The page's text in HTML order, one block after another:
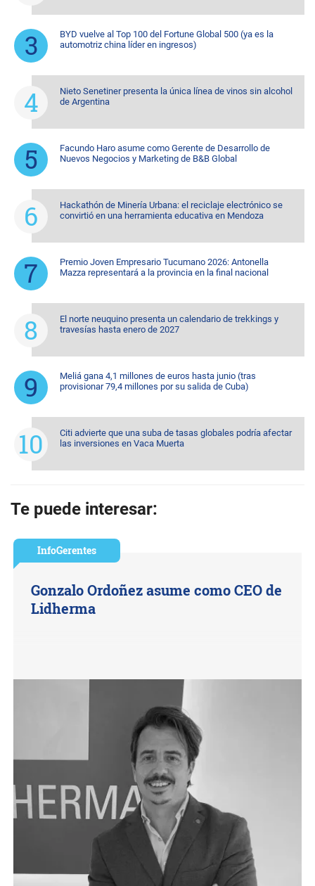
BYD vuelve al Top 100 del Fortune Global 500 (ya es la
automotriz china líder en ingresos)
Nieto Senetiner presenta la única línea de vinos sin alcohol
de Argentina
Facundo Haro asume como Gerente de Desarrollo de
Nuevos Negocios y Marketing de B&B Global
Hackathón de Minería Urbana: el reciclaje electrónico se
convirtió en una herramienta educativa en Mendoza
Premio Joven Empresario Tucumano 2026: Antonella
Mazza representará a la provincia en la final nacional
El norte neuquino presenta un calendario de trekkings y
travesías hasta enero de 2027
Meliá gana 4,1 millones de euros hasta junio (tras
provisionar 79,4 millones por su salida de Cuba)
Citi advierte que una suba de tasas globales podría afectar
las inversiones en Vaca Muerta
Te puede interesar:
InfoGerentes
Gonzalo Ordoñez asume como CEO de
Lidherma